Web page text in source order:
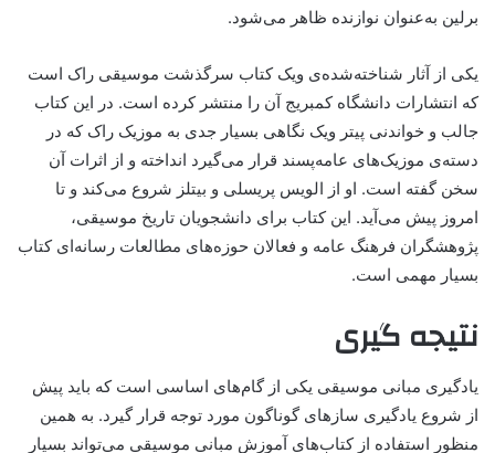
برلین به‌عنوان نوازنده ظاهر می‌شود.
یکی از آثار شناخته‌شده‌ی ویک کتاب سرگذشت موسیقی راک است
که انتشارات دانشگاه کمبریج آن را منتشر کرده است. در این کتاب
جالب و خواندنی پیتر ویک نگاهی بسیار جدی به موزیک راک که در
دسته‌ی موزیک‌های عامه‌پسند قرار می‌گیرد انداخته و از اثرات آن
سخن گفته است. او از الویس پریسلی و بیتلز شروع می‌کند و تا
امروز پیش می‌آید. این کتاب برای دانشجویان تاریخ موسیقی،
پژوهشگران فرهنگ عامه و فعالان حوزه‌های مطالعات رسانه‌ای کتاب
بسیار مهمی است.
نتیجه گیری
یادگیری مبانی موسیقی یکی از گام‌های اساسی است که باید پیش
از شروع یادگیری سازهای گوناگون مورد توجه قرار گیرد. به همین
منظور استفاده از کتاب‌های آموزش مبانی موسیقی می‌تواند بسیار